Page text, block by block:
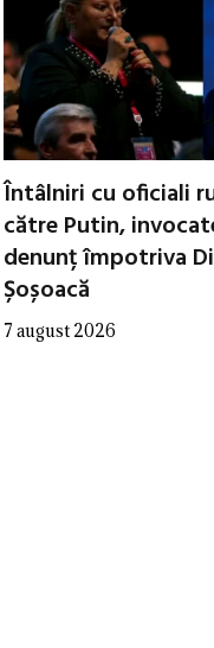
Întâlniri cu oficiali
către Putin,
denunț împotriva
Șoșoacă
7 august 2026